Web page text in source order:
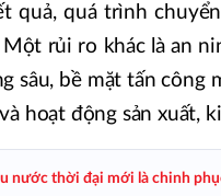
quả, quá trình
rủi ro khác là an
sâu, bề mặt tấn công
hoạt động sản xuất,
nước thời đại mới là chinh